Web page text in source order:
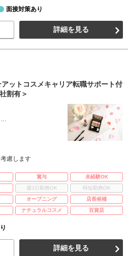
面接対策あり
詳細を見る
ットコスメキャリア転職サポート付
割有＞
…
慮します
賞与
未経験OK
週3日勤務OK
時短勤務OK
オープニング
店長候補
ナチュラルコスメ 百貨店
詳細を見る